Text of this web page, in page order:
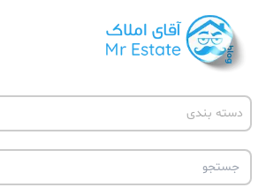
دسته بندی
آقای مشاور املاک
آکادمی آقای املاک
آموزش املاک